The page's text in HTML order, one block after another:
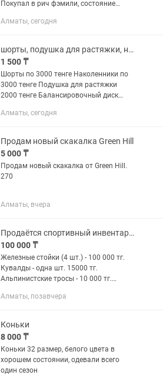
Покупал в рич фэмили, состояние
С/М. Цена за два шлема.
Алматы, сегодня
шорты, подушка для растяжки, наколенники для художественной гимнастики
1 500 ₸
Шорты по 3000 тенге Наколенники по
3000 тенге Подушка для растяжки
2000 тенге Балансировочный диск
Чехол для обруча 1500 тенге Новая
Алматы, сегодня
Продам новый скакалка Green Hill
5 000 ₸
Продам новый скакалка от Green Hill.
270
Алматы, вчера
Продаётся спортивный инвентарь! Всё в хорошем состоянии.
100 000 ₸
Железные стойки (4 шт.) - 100 000 тг.
Кувалды - одна шт. 15000 тг.
Альпинистские тросы - 10 000 тг.
состояние новых. Боксёрские мешки
Алматы, позавчера
Коньки
8 000 ₸
Коньки 32 размер, белого цвета в
хорошем состоянии, одевали всего
один сезон